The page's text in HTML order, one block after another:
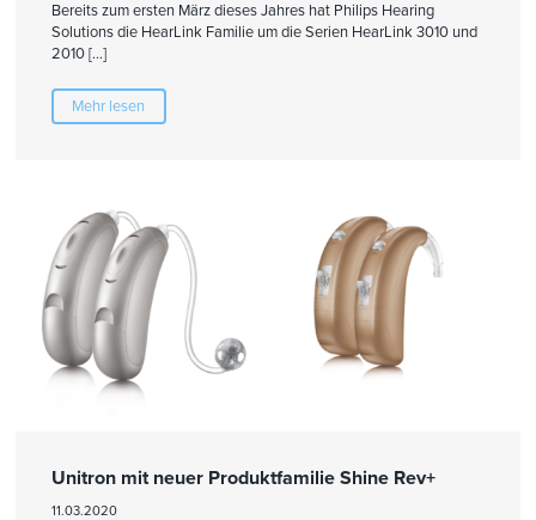
Bereits zum ersten März dieses Jahres hat Philips Hearing
Solutions die HearLink Familie um die Serien HearLink 3010 und
2010 […]
Mehr lesen
Unitron mit neuer Produktfamilie Shine Rev+
11.03.2020